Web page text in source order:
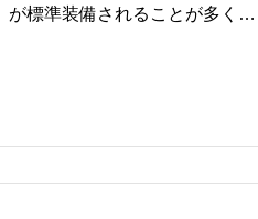
が標準装備されることが多くな